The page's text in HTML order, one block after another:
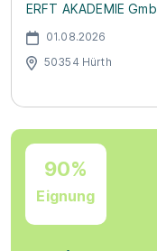
ERFT AKADEMIE
01.08.2026
50354 Hürth
90%
Eignung